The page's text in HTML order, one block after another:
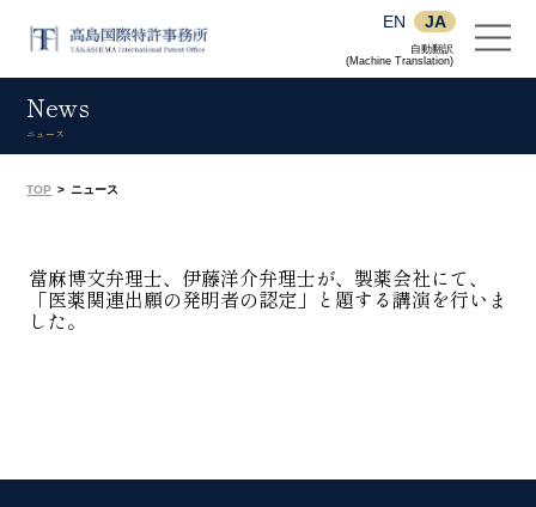
EN JA
自動翻訳
(Machine Translation)
News
ニュース
TOP > ニュース
當麻博文弁理士、伊藤洋介弁理士が、製薬会社にて、
「医薬関連出願の発明者の認定」と題する講演を行いま
した。